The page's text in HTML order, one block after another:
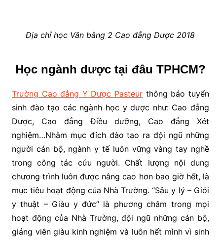
Địa chỉ học Văn bằng 2 Cao đẳng Dược 2018
Học ngành dược tại đâu TPHCM?
Trường Cao đẳng Y Dược Pasteur thông báo tuyển
sinh đào tạo các ngành học y dược như: Cao đẳng
Dược, Cao đẳng Điều dưỡng, Cao đẳng Xét
nghiệm…Nhằm mục đích đào tạo ra đội ngũ những
người cán bộ, ngành y tế luôn vững vàng tay nghề
trong công tác cứu người. Chất lượng nội dung
chương trình luôn được nâng cao hơn bao giờ hết, là
mục tiêu hoạt động của Nhà Trường. “Sâu y lý – Giỏi
y thuật – Giàu y đức” là phương châm trong mọi
hoạt động của Nhà Trường, đội ngũ những cán bộ,
giảng viên giàu kinh nghiệm và luôn hết mình vì sinh